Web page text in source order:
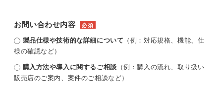
お問い合わせ内容 必須
製品仕様や技術的な詳細について （例：対応規格、機能、仕
様の確認など）
購入方法や導入に関するご相談 （例：購入の流れ、取り扱い
販売店のご案内、案件のご相談など）